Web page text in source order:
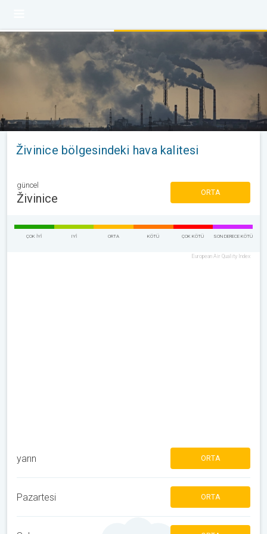
Živinice bölgesindeki hava kalitesi
güncel
Živinice ORTA
ÇOK IYI IYI ORTA KÖTÜ ÇOK KÖTÜ SON DERECE KÖTÜ
European Air Quality Index
yarın ORTA
Pazartesi ORTA